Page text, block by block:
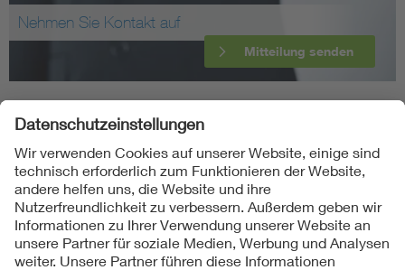
Nehmen Sie Kontakt auf
Mitteilung senden
Folgen Sie uns